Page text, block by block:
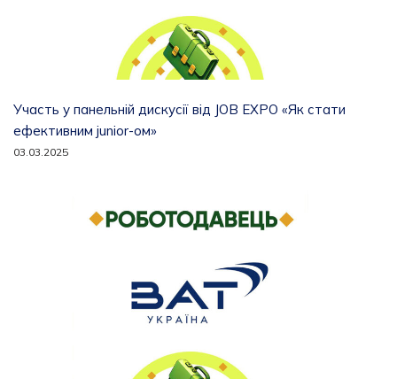
Участь у панельній дискусії від JOB EXPO «Як стати
ефективним junior-ом»
03.03.2025